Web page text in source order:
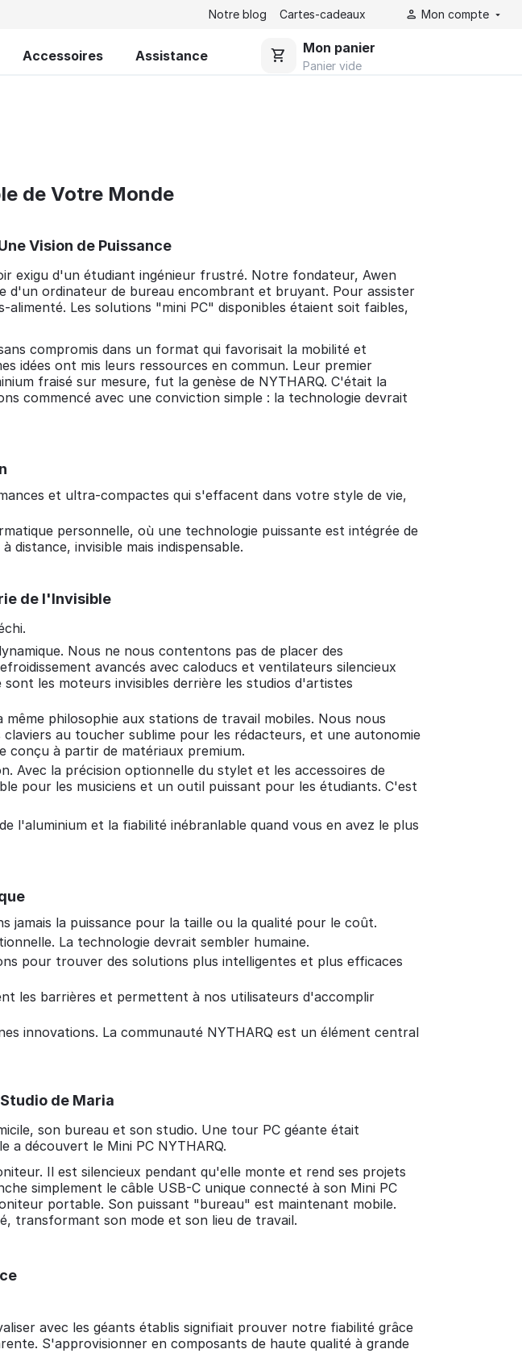
Notre blog Cartes-cadeaux Mon compte
Accessoires Assistance
Mon panier
Panier vide
de Votre Monde
Vision de Puissance
exigu d'un étudiant ingénieur frustré. Notre fondateur, Awen
d'un ordinateur de bureau encombrant et bruyant. Pour assister
Les solutions "mini PC" disponibles étaient soit faibles,
compromis dans un format qui favorisait la mobilité et
idées ont mis leurs ressources en commun. Leur premier
fraisé sur mesure, fut la genèse de NYTHARQ. C'était la
commencé avec une conviction simple : la technologie devrait
et ultra-compactes qui s'effacent dans votre style de vie,
personnelle, où une technologie puissante est intégrée de
distance, invisible mais indispensable.
de l'Invisible
Nous ne nous contentons pas de placer des
avancés avec caloducs et ventilateurs silencieux
les moteurs invisibles derrière les studios d'artistes
philosophie aux stations de travail mobiles. Nous nous
au toucher sublime pour les rédacteurs, et une autonomie
conçu à partir de matériaux premium.
Avec la précision optionnelle du stylet et les accessoires de
pour les musiciens et un outil puissant pour les étudiants. C'est
et la fiabilité inébranlable quand vous en avez le plus
jamais la puissance pour la taille ou la qualité pour le coût.
La technologie devrait sembler humaine.
pour trouver des solutions plus intelligentes et plus efficaces
les barrières et permettent à nos utilisateurs d'accomplir
innovations. La communauté NYTHARQ est un élément central
de Maria
son bureau et son studio. Une tour PC géante était
a découvert le Mini PC NYTHARQ.
Il est silencieux pendant qu'elle monte et rend ses projets
simplement le câble USB-C unique connecté à son Mini PC
portable. Son puissant "bureau" est maintenant mobile.
transformant son mode et son lieu de travail.
avec les géants établis signifiait prouver notre fiabilité grâce
S'approvisionner en composants de haute qualité à grande